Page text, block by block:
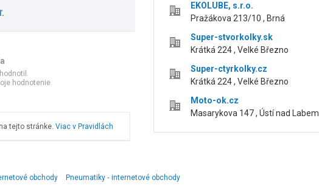
.
hodnotenie.
tejto stránke. Viac v Pravidlách
EKOLUBE, s.r.o.
Pražákova 213/10 , Brná
Super-stvorkolky.sk
Krátká 224 , Velké Březno
Super-ctyrkolky.cz
Krátká 224 , Velké Březno
Moto-ok.cz
Masarykova 147 , Ústí nad Labem
obchody Pneumatiky ‑ internetové obchody